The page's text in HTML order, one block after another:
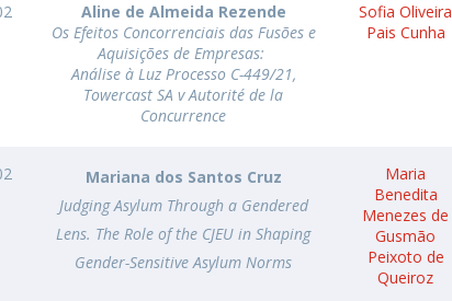
Aline de Almeida Rezende
Os Efeitos Concorrenciais das Fusões e
Aquisições de Empresas:
Análise à Luz Processo C-449/21,
Towercast SA v Autorité de la
Concurrence
Sofia Oliveira
Pais Cunha
Mariana dos Santos Cruz
Judging Asylum Through a Gendered
Lens. The Role of the CJEU in Shaping
Gender-Sensitive Asylum Norms
Maria
Benedita
Menezes de
Gusmão
Peixoto de
Queiroz